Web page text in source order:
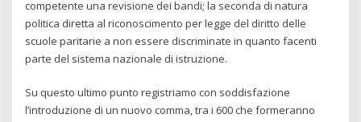
competente una revisione dei bandi; la seconda di natura
politica diretta al riconoscimento per legge del diritto delle
scuole paritarie a non essere discriminate in quanto facenti
parte del sistema nazionale di istruzione.
Su questo ultimo punto registriamo con soddisfazione
l’introduzione di un nuovo comma, tra i 600 che formeranno